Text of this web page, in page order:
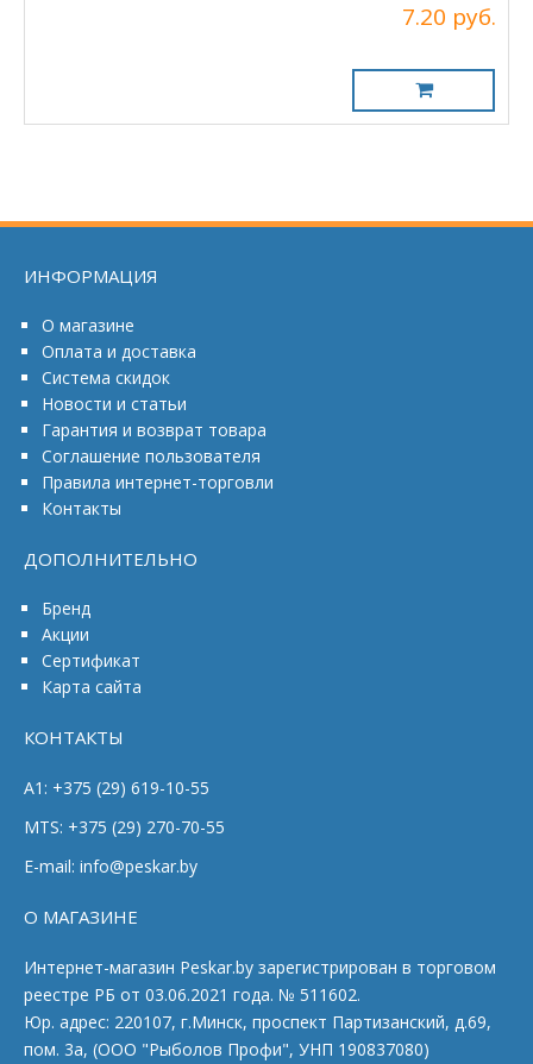
7.20 руб.
ИНФОРМАЦИЯ
О магазине
Оплата и доставка
Система скидок
Новости и статьи
Гарантия и возврат товара
Соглашение пользователя
Правила интернет-торговли
Контакты
ДОПОЛНИТЕЛЬНО
Бренд
Акции
Сертификат
Карта сайта
КОНТАКТЫ
A1: +375 (29) 619-10-55
MTS: +375 (29) 270-70-55
E-mail: info@peskar.by
О МАГАЗИНЕ
Интернет-магазин Peskar.by зарегистрирован в торговом
реестре РБ от 03.06.2021 года. № 511602.
Юр. адрес: 220107, г.Минск, проспект Партизанский, д.69,
пом. 3а, (ООО "Рыболов Профи", УНП 190837080)